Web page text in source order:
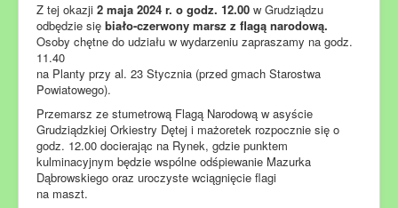
Z tej okazji 2 maja 2024 r. o godz. 12.00 w Grudziądzu
odbędzie się biało-czerwony marsz z flagą narodową.
Osoby chętne do udziału w wydarzeniu zapraszamy na godz.
11.40
na Planty przy al. 23 Stycznia (przed gmach Starostwa
Powiatowego).
Przemarsz ze stumetrową Flagą Narodową w asyście
Grudziądzkiej Orkiestry Dętej i mażoretek rozpocznie się o
godz. 12.00 docierając na Rynek, gdzie punktem
kulminacyjnym będzie wspólne odśpiewanie Mazurka
Dąbrowskiego oraz uroczyste wciągnięcie flagi
na maszt.